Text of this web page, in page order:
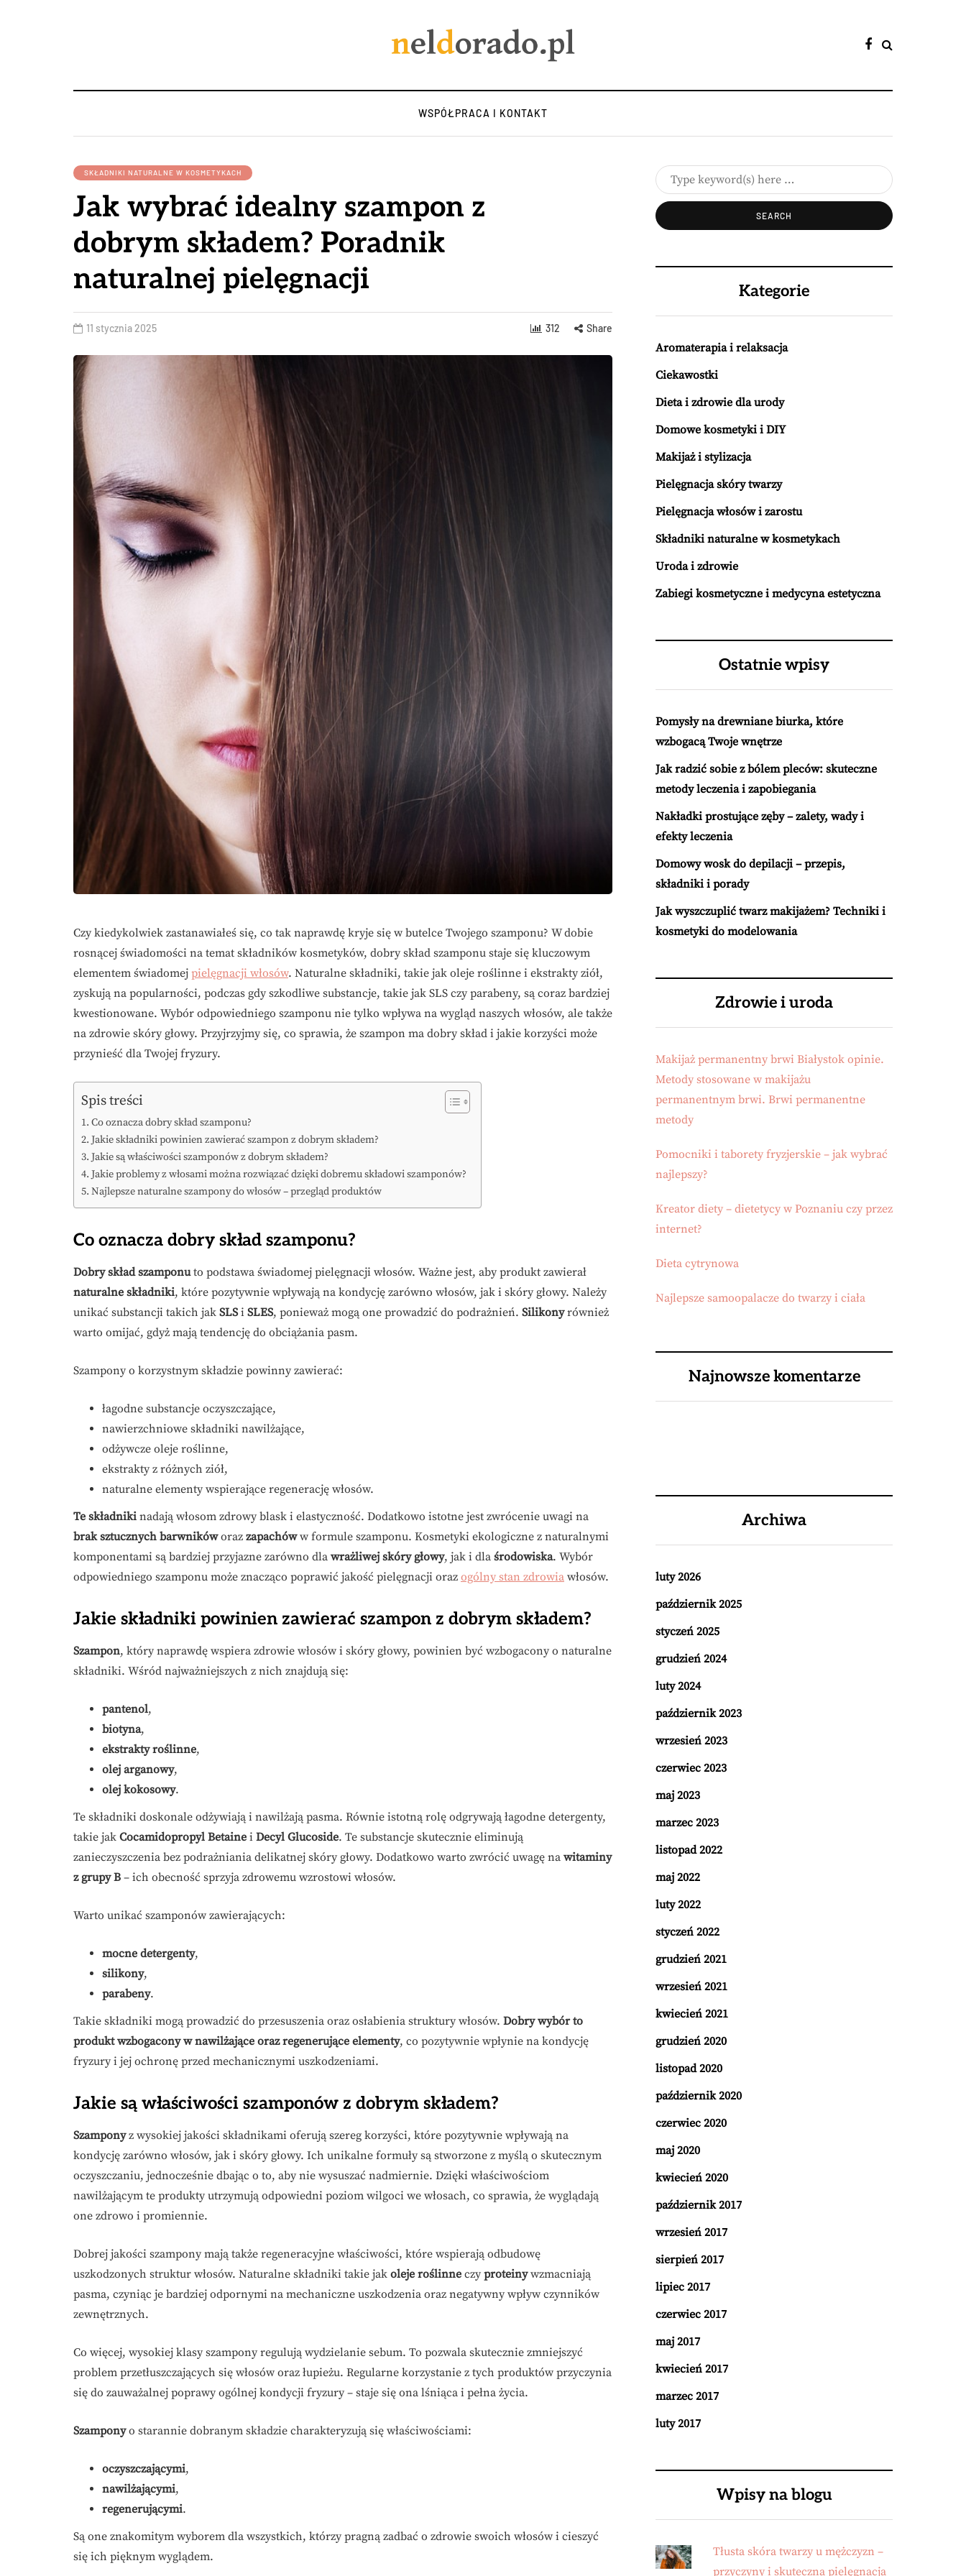
WSPÓŁPRACA I KONTAKT
SKŁADNIKI NATURALNE W KOSMETYKACH
Jak wybrać idealny szampon z
dobrym składem? Poradnik
naturalnej pielęgnacji
11 stycznia 2025 312 Share
Czy kiedykolwiek zastanawiałeś się, co tak naprawdę kryje się w butelce Twojego szamponu? W dobie
rosnącej świadomości na temat składników kosmetyków, dobry skład szamponu staje się kluczowym
elementem świadomej pielęgnacji włosów. Naturalne składniki, takie jak oleje roślinne i ekstrakty ziół,
zyskują na popularności, podczas gdy szkodliwe substancje, takie jak SLS czy parabeny, są coraz bardziej
kwestionowane. Wybór odpowiedniego szamponu nie tylko wpływa na wygląd naszych włosów, ale także
na zdrowie skóry głowy. Przyjrzyjmy się, co sprawia, że szampon ma dobry skład i jakie korzyści może
przynieść dla Twojej fryzury.
Spis treści
Co oznacza dobry skład szamponu?
Jakie składniki powinien zawierać szampon z dobrym składem?
Jakie są właściwości szamponów z dobrym składem?
Jakie problemy z włosami można rozwiązać dzięki dobremu składowi szamponów?
Najlepsze naturalne szampony do włosów – przegląd produktów
Co oznacza dobry skład szamponu?
Dobry skład szamponuto podstawa świadomej pielęgnacji włosów. Ważne jest, aby produkt zawierał
naturalne składniki, które pozytywnie wpływają na kondycję zarówno włosów, jak i skóry głowy. Należy
unikać substancji takich jak SLSi SLES, ponieważ mogą one prowadzić do podrażnień. Silikonyrównież
warto omijać, gdyż mają tendencję do obciążania pasm.
Szampony o korzystnym składzie powinny zawierać:
łagodne substancje oczyszczające,
nawierzchniowe składniki nawilżające,
odżywcze oleje roślinne,
ekstrakty z różnych ziół,
naturalne elementy wspierające regenerację włosów.
Te składniki nadają włosom zdrowy blask i elastyczność. Dodatkowo istotne jest zwrócenie uwagi na
brak sztucznych barwnikóworaz zapachóww formule szamponu. Kosmetyki ekologiczne z naturalnymi
komponentami są bardziej przyjazne zarówno dla wrażliwej skóry głowy, jak i dla środowiska. Wybór
odpowiedniego szamponu może znacząco poprawić jakość pielęgnacji oraz ogólny stan zdrowia włosów.
Jakie składniki powinien zawierać szampon z dobrym składem?
Szampon, który naprawdę wspiera zdrowie włosów i skóry głowy, powinien być wzbogacony o naturalne
składniki. Wśród najważniejszych z nich znajdują się:
pantenol,
biotyna,
ekstrakty roślinne,
olej arganowy,
olej kokosowy.
Te składniki doskonale odżywiają i nawilżają pasma. Równie istotną rolę odgrywają łagodne detergenty,
takie jak Cocamidopropyl Betaine i Decyl Glucoside. Te substancje skutecznie eliminują
zanieczyszczenia bez podrażniania delikatnej skóry głowy. Dodatkowo warto zwrócić uwagę na witaminy
z grupy B – ich obecność sprzyja zdrowemu wzrostowi włosów.
Warto unikać szamponów zawierających:
mocne detergenty,
silikony,
parabeny.
Takie składniki mogą prowadzić do przesuszenia oraz osłabienia struktury włosów. Dobry wybór to
produkt wzbogacony w nawilżające oraz regenerujące elementy, co pozytywnie wpłynie na kondycję
fryzury i jej ochronę przed mechanicznymi uszkodzeniami.
Jakie są właściwości szamponów z dobrym składem?
Szamponyz wysokiej jakości składnikami oferują szereg korzyści, które pozytywnie wpływają na
kondycję zarówno włosów, jak i skóry głowy. Ich unikalne formuły są stworzone z myślą o skutecznym
oczyszczaniu, jednocześnie dbając o to, aby nie wysuszać nadmiernie. Dzięki właściwościom
nawilżającym te produkty utrzymują odpowiedni poziom wilgoci we włosach, co sprawia, że wyglądają
one zdrowo i promiennie.
Dobrej jakości szampony mają także regeneracyjne właściwości, które wspierają odbudowę
uszkodzonych struktur włosów. Naturalne składniki takie jak oleje roślinne czy proteinywzmacniają
pasma, czyniąc je bardziej odpornymi na mechaniczne uszkodzenia oraz negatywny wpływ czynników
zewnętrznych.
Co więcej, wysokiej klasy szampony regulują wydzielanie sebum. To pozwala skutecznie zmniejszyć
problem przetłuszczających się włosów oraz łupieżu. Regularne korzystanie z tych produktów przyczynia
się do zauważalnej poprawy ogólnej kondycji fryzury – staje się ona lśniąca i pełna życia.
Szamponyo starannie dobranym składzie charakteryzują się właściwościami:
oczyszczającymi,
nawilżającymi,
regenerującymi.
Są one znakomitym wyborem dla wszystkich, którzy pragną zadbać o zdrowie swoich włosów i cieszyć
się ich pięknym wyglądem.
Kategorie
Aromaterapia i relaksacja
Ciekawostki
Dieta i zdrowie dla urody
Domowe kosmetyki i DIY
Makijaż i stylizacja
Pielęgnacja skóry twarzy
Pielęgnacja włosów i zarostu
Składniki naturalne w kosmetykach
Uroda i zdrowie
Zabiegi kosmetyczne i medycyna estetyczna
Ostatnie wpisy
Pomysły na drewniane biurka, które
wzbogacą Twoje wnętrze
Jak radzić sobie z bólem pleców: skuteczne
metody leczenia i zapobiegania
Nakładki prostujące zęby – zalety, wady i
efekty leczenia
Domowy wosk do depilacji – przepis,
składniki i porady
Jak wyszczuplić twarz makijażem? Techniki i
kosmetyki do modelowania
Zdrowie i uroda
Makijaż permanentny brwi Białystok opinie.
Metody stosowane w makijażu
permanentnym brwi. Brwi permanentne
metody
Pomocniki i taborety fryzjerskie – jak wybrać
najlepszy?
Kreator diety – dietetycy w Poznaniu czy przez
internet?
Dieta cytrynowa
Najlepsze samoopalacze do twarzy i ciała
Najnowsze komentarze
Archiwa
luty 2026
październik 2025
styczeń 2025
grudzień 2024
luty 2024
październik 2023
wrzesień 2023
czerwiec 2023
maj 2023
marzec 2023
listopad 2022
maj 2022
luty 2022
styczeń 2022
grudzień 2021
wrzesień 2021
kwiecień 2021
grudzień 2020
listopad 2020
październik 2020
czerwiec 2020
maj 2020
kwiecień 2020
październik 2017
wrzesień 2017
sierpień 2017
lipiec 2017
czerwiec 2017
maj 2017
kwiecień 2017
marzec 2017
luty 2017
Wpisy na blogu
Tłusta skóra twarzy u mężczyzn –
przyczyny i skuteczna pielęgnacja